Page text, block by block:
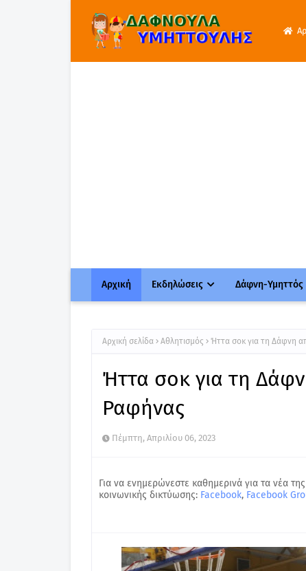
Αρχική Εκδηλώσεις Δάφνη-Υμηττός
Αρχική σελίδα Αθλητισμός Ήττα σοκ για τη Δάφνη
Ήττα σοκ για τη
Ραφήνας
Πέμπτη, Απριλίου 06, 2023
Για να ενημερώνεστε καθημερινά για τα νέα
κοινωνικής δικτύωσης: Facebook, Facebook